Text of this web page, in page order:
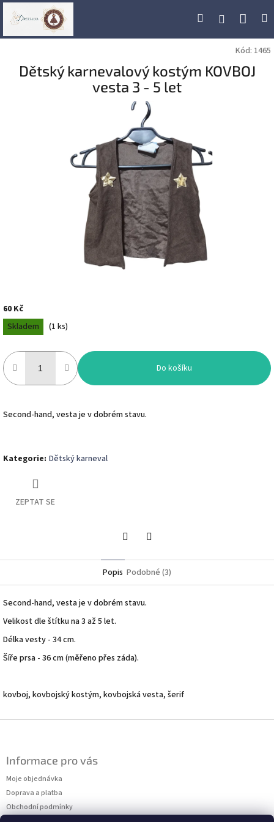
Přejít
Hledat Přihlášení
Kód: 1465
Dětský karnevalový kostým KOVBOJ
vesta 3 - 5 let
60 Kč
Měrná
cena:
Skladem (1 ks)
Do košíku
Second-hand, vesta je v dobrém stavu.
Kategorie: Dětský karneval
ZEPTAT SE
Popis Podobné (3)
Second-hand, vesta je v dobrém stavu.
Velikost dle štítku na 3 až 5 let.
Délka vesty - 34 cm.
Šíře prsa - 36 cm (měřeno přes záda).
kovboj, kovbojský kostým, kovbojská vesta, šerif
Informace pro vás
Moje objednávka
Doprava a platba
Obchodní podmínky